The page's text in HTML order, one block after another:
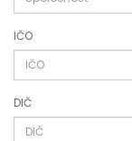
IČO
DIČ